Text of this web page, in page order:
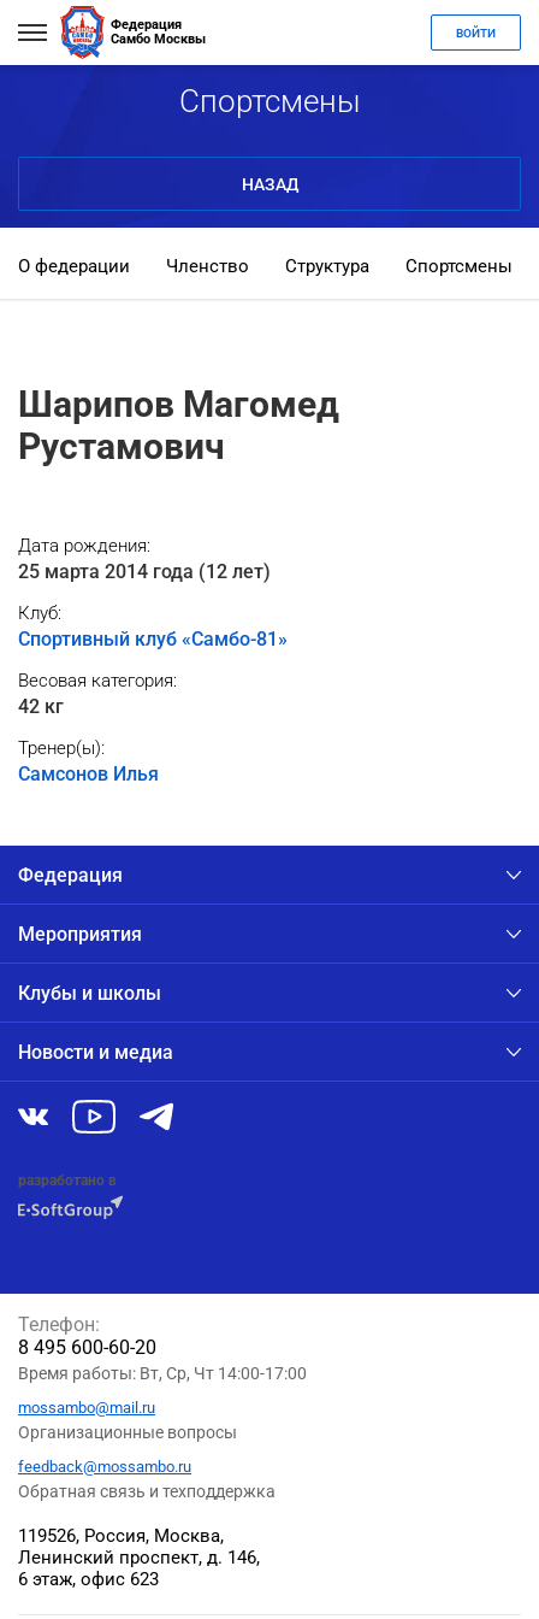
Федерация
Самбо Москвы
ВОЙТИ
Спортсмены
НАЗАД
О федерации Членство Структура Спортсмены
Шарипов Магомед
Рустамович
Дата рождения:
25 марта 2014 года (12 лет)
Клуб:
Спортивный клуб «Самбо-81»
Весовая категория:
42 кг
Тренер(ы):
Самсонов Илья
Федерация
Мероприятия
Клубы и школы
Новости и медиа
разработано в
119526, Россия, Москва,
Ленинский проспект, д. 146,
6 этаж, офис 623
Телефон:
8 495 600-60-20
Время работы: Вт, Ср, Чт 14:00-17:00
mossambo@mail.ru
Организационные вопросы
feedback@mossambo.ru
Обратная связь и техподдержка